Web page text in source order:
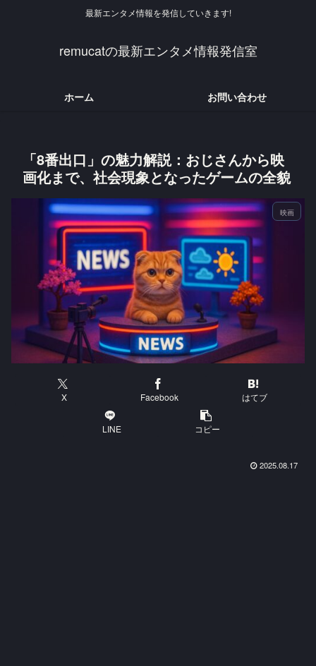
最新エンタメ情報を発信していきます!
remucatの最新エンタメ情報発信室
ホーム お問い合わせ
「8番出口」の魅力解説：おじさんから映
画化まで、社会現象となったゲームの全貌
映画
X Facebook はてブ
LINE コピー
2025.08.17